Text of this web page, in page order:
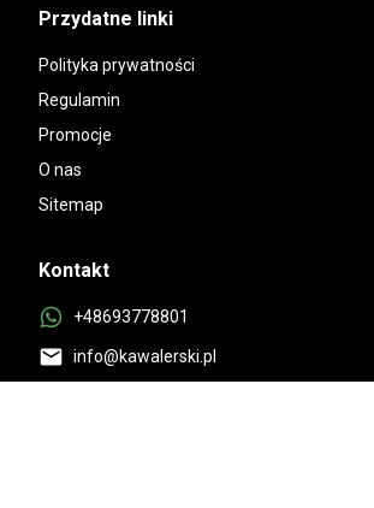
Przydatne linki
Polityka prywatności
Regulamin
Promocje
O nas
Sitemap
Kontakt
+48693778801
info@kawalerski.pl